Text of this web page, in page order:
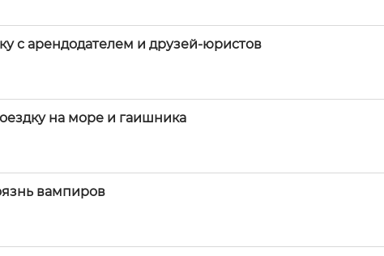
с арендодателем и друзей-юристов
на море и гаишника
вампиров